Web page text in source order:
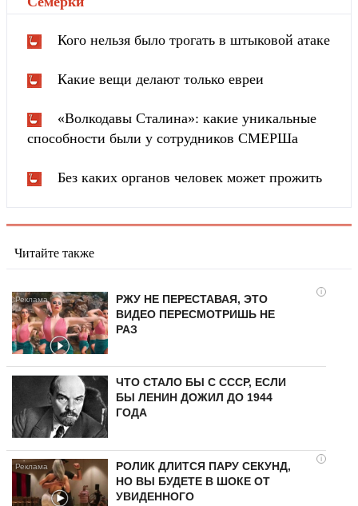
Кого нельзя было трогать в штыковой атаке
Какие вещи делают только евреи
«Волкодавы Сталина»: какие уникальные
способности были у сотрудников СМЕРШа
Без каких органов человек может прожить
Читайте также
i
РЖУ НЕ ПЕРЕСТАВАЯ, ЭТО
ВИДЕО ПЕРЕСМОТРИШЬ НЕ
РАЗ
ЧТО СТАЛО БЫ С СССР, ЕСЛИ
БЫ ЛЕНИН ДОЖИЛ ДО 1944
ГОДА
i
РОЛИК ДЛИТСЯ ПАРУ СЕКУНД,
НО ВЫ БУДЕТЕ В ШОКЕ ОТ
УВИДЕННОГО